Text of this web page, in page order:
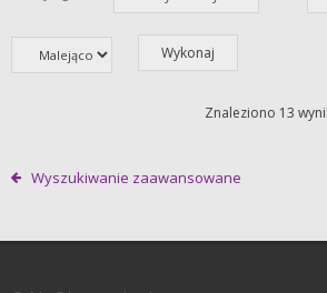
Znaleziono 13
Wyszukiwanie zaawansowane